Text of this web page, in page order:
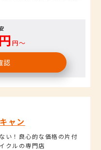
円〜
認
ャン
い！良心的な価格の片付
クルの専門店